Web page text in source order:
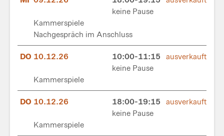
keine Pause
Kammerspiele
Nachgespräch im Anschluss
DO 10.12.26
10:00-11:15
keine Pause
Kammerspiele
ausverkauft
DO 10.12.26
18:00-19:15
keine Pause
Kammerspiele
ausverkauft